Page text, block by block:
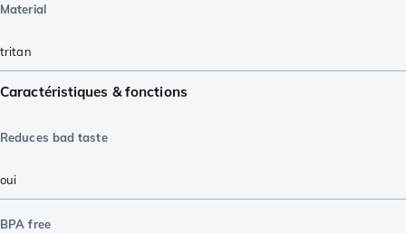
Material
tritan
Caractéristiques & fonctions
Reduces bad taste
oui
BPA free